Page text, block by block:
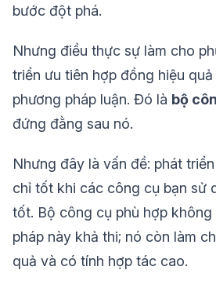
bước đột phá.
Nhưng điều thực sự làm cho
triển ưu tiên hợp đồng hiệu
phương pháp luận. Đó là bộ
đứng đằng sau nó.
Nhưng đây là vấn đề: phát
chỉ tốt khi các công cụ bạn sử
tốt. Bộ công cụ phù hợp không
pháp này khả thi; nó còn làm
quả và có tính hợp tác cao.